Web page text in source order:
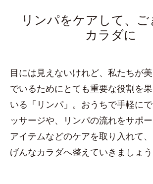
リンパをケアして、
カラダに
目には見えないけれど、私たちが
でいるためにとても重要な役割を
いる「リンパ」。おうちで手軽に
ッサージや、リンパの流れをサポ
アイテムなどのケアを取り入れて
げんなカラダへ整えていきましょう